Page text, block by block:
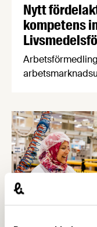
Nytt
kompetens
den 1 september
beskriver avtalet